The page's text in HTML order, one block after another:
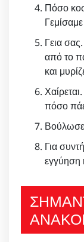
Πόσο
Γεια
από το
και
πόσο
Βούλωσε
Για
εγγύηση